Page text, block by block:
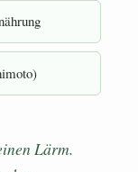
Lärm.